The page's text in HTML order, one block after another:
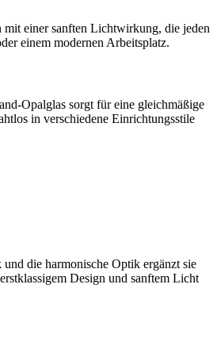
mit einer sanften Lichtwirkung, die jeden
einem modernen Arbeitsplatz.
Opalglas sorgt für eine gleichmäßige
in verschiedene Einrichtungsstile
die harmonische Optik ergänzt sie
Design und sanftem Licht